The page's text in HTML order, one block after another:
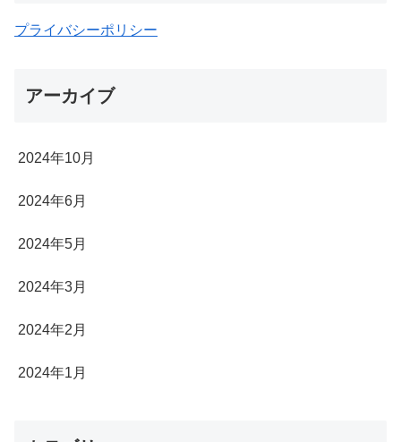
プライバシーポリシー
アーカイブ
2024年10月
2024年6月
2024年5月
2024年3月
2024年2月
2024年1月